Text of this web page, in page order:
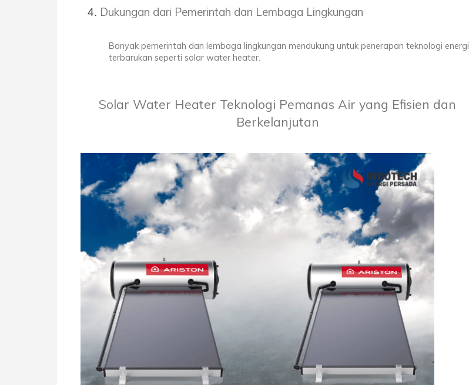
Dukungan dari Pemerintah dan Lembaga Lingkungan
Banyak pemerintah dan lembaga lingkungan mendukung untuk penerapan teknologi energi
terbarukan seperti solar water heater.
Solar Water Heater Teknologi Pemanas Air yang Efisien dan
Berkelanjutan